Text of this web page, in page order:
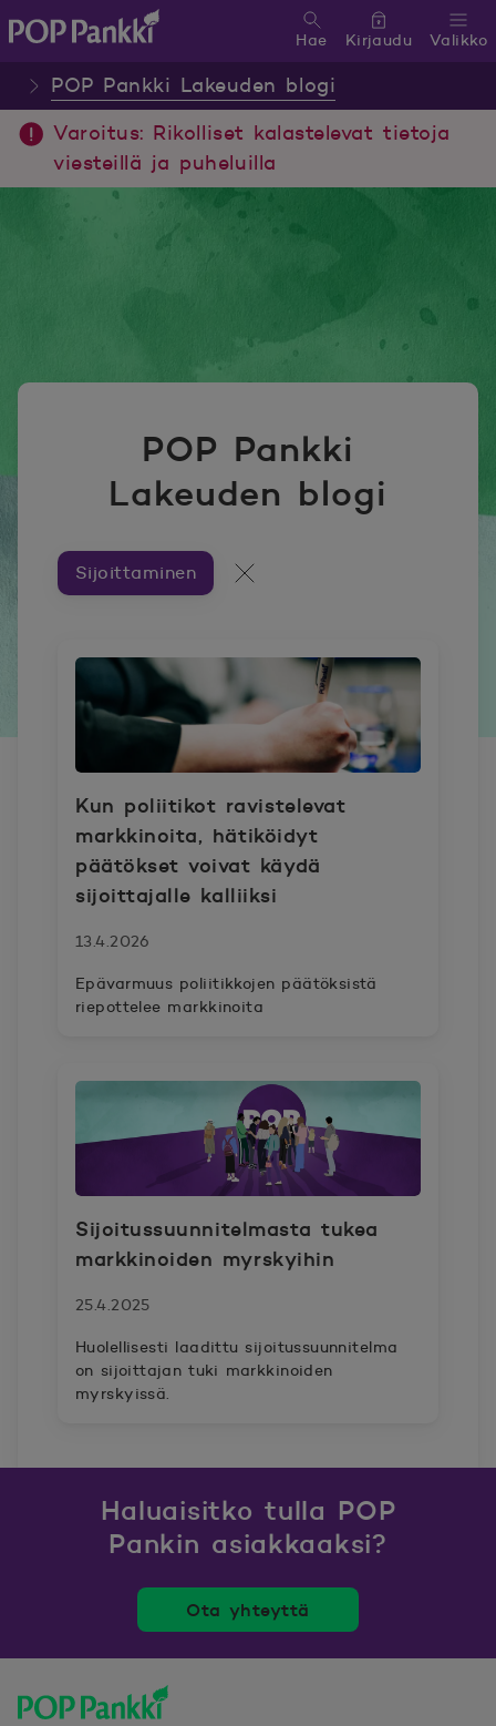
Valikko
Hae Kirjaudu
POP Pankki Lakeuden blogi
Varoitus: Rikolliset kalastelevat tietoja
viesteillä ja puheluilla
POP Pankki
Lakeuden blogi
Artikkeleita aiheesta ###
Sijoittaminen Kaikki artikkelit
Kun poliitikot ravistelevat
markkinoita, hätiköidyt
päätökset voivat käydä
sijoittajalle kalliiksi
13.4.2026
Epävarmuus poliitikkojen päätöksistä
riepottelee markkinoita
Sijoitussuunnitelmasta tukea
markkinoiden myrskyihin
25.4.2025
Huolellisesti laadittu sijoitussuunnitelma
on sijoittajan tuki markkinoiden
myrskyissä.
Haluaisitko tulla POP
Pankin asiakkaaksi?
Ota yhteyttä